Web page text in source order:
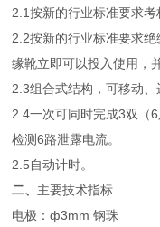
2.1按新的行业标准要求考
2.2按新的行业标准要求
缘靴立即可以投入使用，
2.3组合式结构，可移动、
2.4一次可同时完成3双（
检测6路泄露电流。
2.5自动计时。
二、 主要技术指标
电极：ф3mm 钢珠